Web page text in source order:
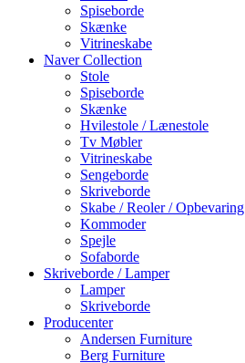
Spiseborde
Skænke
Vitrineskabe
Naver Collection
Stole
Spiseborde
Skænke
Hvilestole / Lænestole
Tv Møbler
Vitrineskabe
Sengeborde
Skriveborde
Skabe / Reoler / Opbevaring
Kommoder
Spejle
Sofaborde
Skriveborde / Lamper
Lamper
Skriveborde
Producenter
Andersen Furniture
Berg Furniture